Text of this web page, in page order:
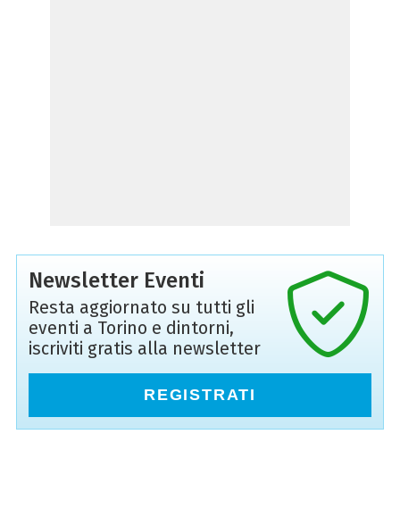
Newsletter Eventi
Resta aggiornato su tutti gli
eventi a Torino e dintorni,
iscriviti gratis alla newsletter
REGISTRATI